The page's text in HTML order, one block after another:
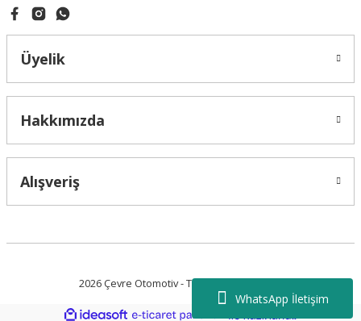
WhatsApp İletişim
Üyelik
Hakkımızda
Alışveriş
2026 Çevre Otomotiv - Tüm Hakları Saklıdır.
ideasoft